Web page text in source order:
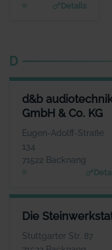
Details
www.conhestia.de
D
d&b
GmbH & Co. KG
Eugen-Adolff-Straße
134
71522 Backnang
D&B AUDIOTECHNIK
Herr
Die
Stuttgarter Str. 87
DIE
Herr Axel